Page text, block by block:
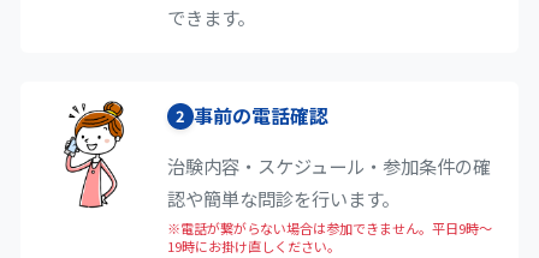
できます。
2 事前の電話確認
治験内容・スケジュール・参加条件の確
認や簡単な問診を行います。
※電話が繋がらない場合は参加できません。平日9時〜
19時にお掛け直しください。